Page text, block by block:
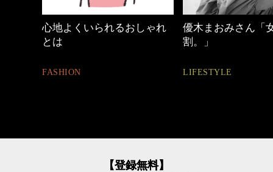
心地よくいられるおしゃれ
とは
FASHION
優木まおみさん「
割。」
LIFESTYLE
【登録無料】